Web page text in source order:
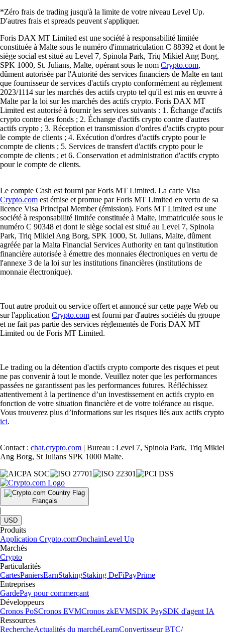
*Zéro frais de trading jusqu'à la limite de votre niveau Level Up.
D'autres frais et spreads peuvent s'appliquer.
Foris DAX MT Limited est une société à responsabilité limitée
constituée à Malte sous le numéro d'immatriculation C 88392 et dont le
siège social est situé au Level 7, Spinola Park, Triq Mikiel Ang Borg,
SPK 1000, St. Julians, Malte, opérant sous le nom Crypto.com,
dûment autorisée par l'Autorité des services financiers de Malte en tant
que fournisseur de services d'actifs crypto conformément au règlement
2023/1114 sur les marchés des actifs crypto tel qu'il est mis en œuvre à
Malte par la loi sur les marchés des actifs crypto. Foris DAX MT
Limited est autorisé à fournir les services suivants : 1. Échange d'actifs
crypto contre des fonds ; 2. Échange d'actifs crypto contre d'autres
actifs crypto ; 3. Réception et transmission d'ordres d'actifs crypto pour
le compte de clients ; 4. Exécution d'ordres d'actifs crypto pour le
compte de clients ; 5. Services de transfert d'actifs crypto pour le
compte de clients ; et 6. Conservation et administration d'actifs crypto
pour le compte de clients.
Le compte Cash est fourni par Foris MT Limited. La carte Visa
Crypto.com est émise et promue par Foris MT Limited en vertu de sa
licence Visa Principal Member (émission). Foris MT Limited est une
société à responsabilité limitée constituée à Malte, immatriculée sous le
numéro C 90348 et dont le siège social est situé au Level 7, Spinola
Park, Triq Mikiel Ang Borg, SPK 1000, St. Julians, Malte, dûment
agréée par la Malta Financial Services Authority en tant qu'institution
financière autorisée à émettre des monnaies électroniques en vertu de
l'annexe 3 de la loi sur les institutions financières (institutions de
monnaie électronique).
Tout autre produit ou service offert et annoncé sur cette page Web ou
sur l'application Crypto.com est fourni par d'autres sociétés du groupe
et ne fait pas partie des services réglementés de Foris DAX MT
Limited ou de Foris MT Limited.
Le trading ou la détention d'actifs crypto comporte des risques et peut
ne pas convenir à tout le monde. Veuillez noter que les performances
passées ne garantissent pas les performances futures. Réfléchissez
attentivement à la pertinence d’un investissement en actifs crypto en
fonction de votre situation financière et de votre tolérance au risque.
Vous trouverez plus d’informations sur les risques liés aux actifs crypto
ici.
Contact : chat.crypto.com | Bureau : Level 7, Spinola Park, Triq Mikiel
Ang Borg, St Julians SPK 1000 Malte.
Français
|
USD
Produits
Application Crypto.comOnchainLevel Up
Marchés
Crypto
Particularités
CartesPaniersEarnStakingStaking DeFiPayPrime
Entreprises
GardePay pour commerçant
Développeurs
Cronos PoSCronos EVMCronos zkEVMSDK PaySDK d'agent IA
Ressources
RechercheActualités du marchéLearnConvertisseur BTC/